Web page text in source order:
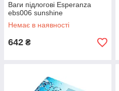
Ваги підлогові Esperanza
ebs006 sunshine
Немає в наявності
642 ₴